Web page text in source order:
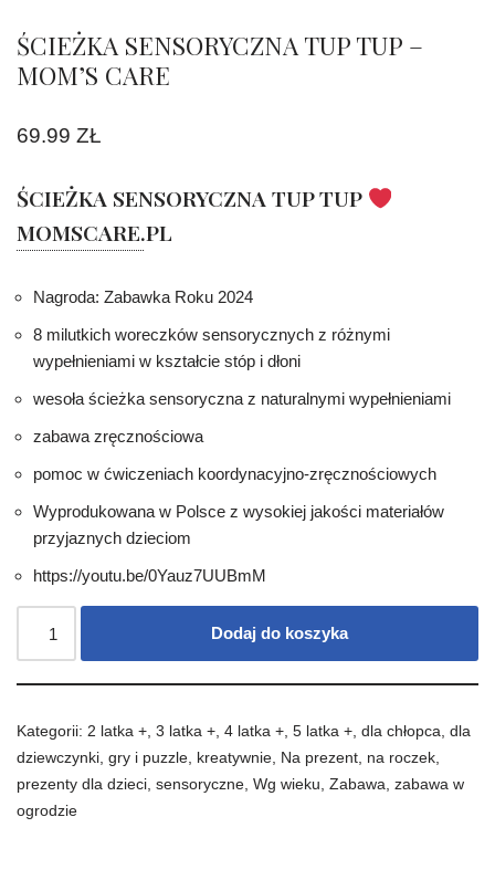
ŚCIEŻKA SENSORYCZNA TUP TUP –
MOM’S CARE
69.99 ZŁ
ŚCIEŻKA SENSORYCZNA TUP TUP
MOMSCARE.PL
Nagroda: Zabawka Roku 2024
8 milutkich woreczków sensorycznych z różnymi
wypełnieniami w kształcie stóp i dłoni
wesoła ścieżka sensoryczna z naturalnymi wypełnieniami
zabawa zręcznościowa
pomoc w ćwiczeniach koordynacyjno-zręcznościowych
Wyprodukowana w Polsce z wysokiej jakości materiałów
przyjaznych dzieciom
https://youtu.be/0Yauz7UUBmM
Dodaj do koszyka
Kategorii: 2 latka +, 3 latka +, 4 latka +, 5 latka +, dla chłopca, dla
dziewczynki, gry i puzzle, kreatywnie, Na prezent, na roczek,
prezenty dla dzieci, sensoryczne, Wg wieku, Zabawa, zabawa w
ogrodzie